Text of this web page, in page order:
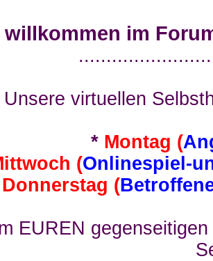
willkommen im
Unsere virtuellen
* Montag (
(Onlinespiel-
Donnerstag (
EUREN